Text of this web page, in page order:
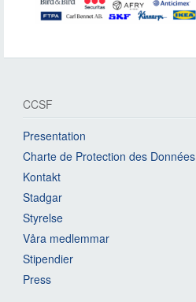
CCSF
Presentation
Charte de Protection des Données
Kontakt
Stadgar
Styrelse
Våra medlemmar
Stipendier
Press